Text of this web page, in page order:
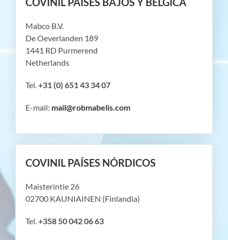
Mabco B.V.
De Oeverlanden 189
1441 RD Purmerend
Netherlands
Tel.+31 (0) 651 43 34 07
E-mail: mail@robmabelis.com
COVINIL PAÍSES NÓRDICOS
Maisterintie 26
02700 KAUNIAINEN (Finlandia)
Tel.+358 50 042 06 63